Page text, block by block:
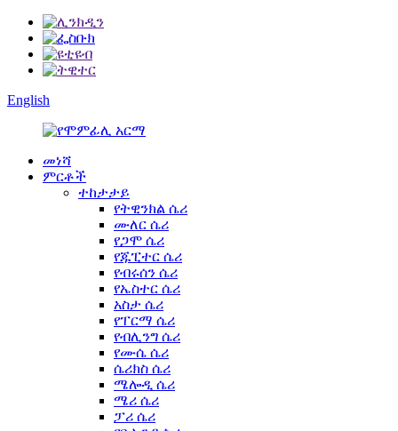
English
መነሻ
ምርቶች
ተከታታይ
የትዊንክል ሴሪ
ሙለር ሴሪ
የጋሞ ሴሪ
የጁፒተር ሴሪ
የብሩሰን ሴሪ
የኤስተር ሴሪ
አስታ ሴሪ
የፐርማ ሴሪ
የብሊንግ ሴሪ
የሙሴ ሴሪ
ሴሪክስ ሴሪ
ሜሎዲ ሴሪ
ሜሪ ሴሪ
ፓሪ ሴሪ